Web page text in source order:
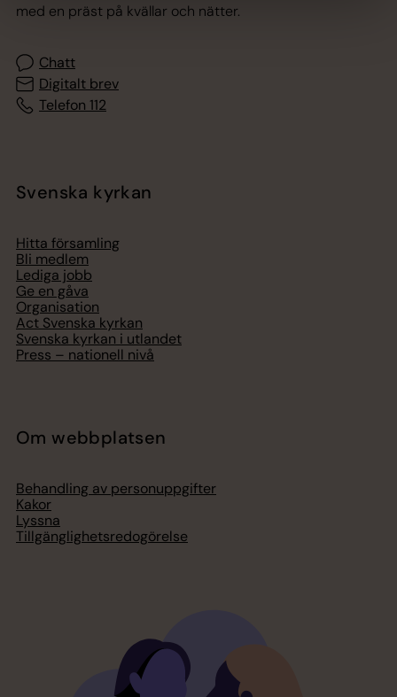
med en präst på kvällar och nätter.
Chatt
Digitalt brev
Telefon 112
Svenska kyrkan
Hitta församling
Bli medlem
Lediga jobb
Ge en gåva
Organisation
Act Svenska kyrkan
Svenska kyrkan i utlandet
Press – nationell nivå
Om webbplatsen
Behandling av personuppgifter
Kakor
Lyssna
Tillgänglighetsredogörelse